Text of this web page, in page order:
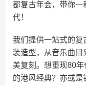
都复古年会，带你一
代！
我们提供一站式的复
装造型，从音乐曲目
美复刻。想重现80
的港风经典？亦或是